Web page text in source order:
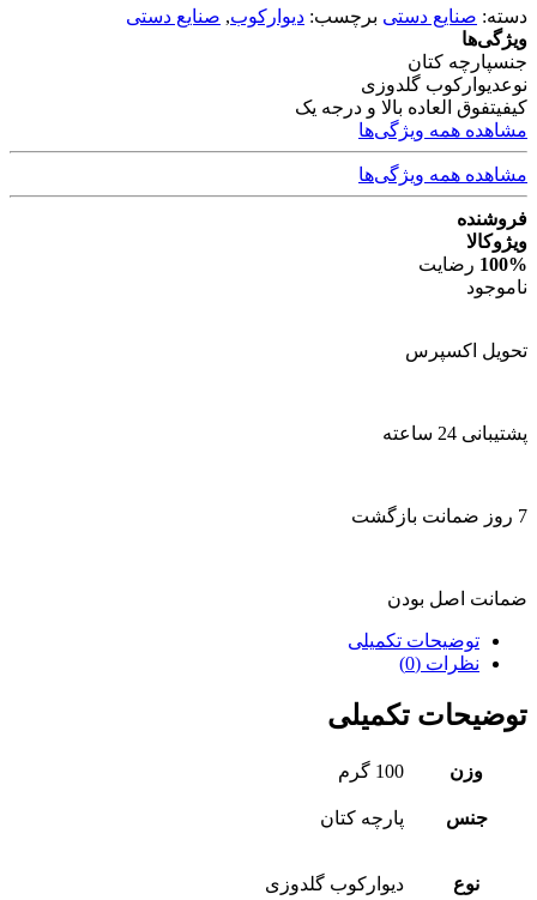
دسته: صنایع دستی برچسب: دیوارکوب, صنایع دستی
ویژگی‌ها
جنسپارچه کتان
نوعدیوارکوب گلدوزی
کیفیتفوق العاده بالا و درجه یک
مشاهده همه ویژگی‌ها
مشاهده همه ویژگی‌ها
فروشنده
ویژوکالا
100% رضایت
ناموجود
تحویل اکسپرس
پشتیبانی 24 ساعته
7 روز ضمانت بازگشت
ضمانت اصل بودن
توضیحات تکمیلی
نظرات (0)
توضیحات تکمیلی
وزن 100 گرم
جنس پارچه کتان
نوع دیوارکوب گلدوزی